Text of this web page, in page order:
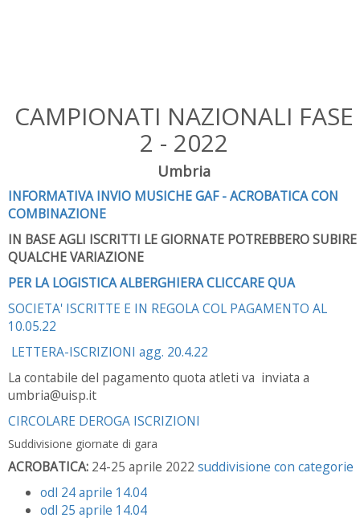
CAMPIONATI NAZIONALI FASE
2 - 2022
Umbria
INFORMATIVA INVIO MUSICHE GAF - ACROBATICA CON
COMBINAZIONE
IN BASE AGLI ISCRITTI LE GIORNATE POTREBBERO SUBIRE
QUALCHE VARIAZIONE
PER LA LOGISTICA ALBERGHIERA CLICCARE QUA
SOCIETA' ISCRITTE E IN REGOLA COL PAGAMENTO AL
10.05.22
LETTERA-ISCRIZIONI agg. 20.4.22
La contabile del pagamento quota atleti va inviata a
umbria@uisp.it
CIRCOLARE DEROGA ISCRIZIONI
Suddivisione giornate di gara
ACROBATICA: 24-25 aprile 2022 suddivisione con categorie
odl 24 aprile 14.04
odl 25 aprile 14.04